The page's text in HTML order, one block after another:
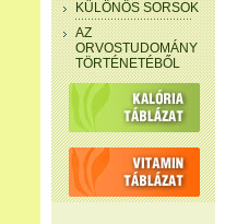
KÜLÖNÖS SORSOK
AZ
ORVOSTUDOMÁNY
TÖRTÉNETÉBŐL